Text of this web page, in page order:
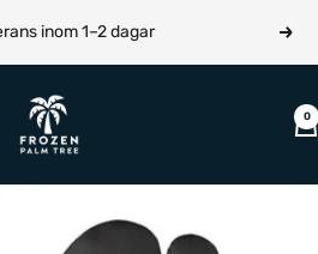
inom 1–2 dagar
Frozen
Palm
Tree
0